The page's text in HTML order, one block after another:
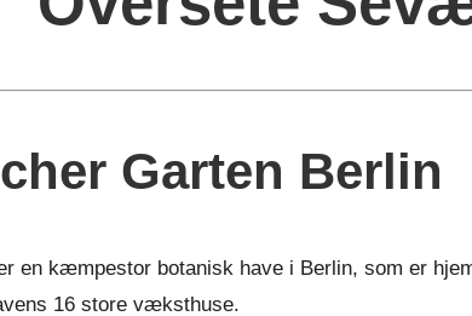
Garten Berlin
en kæmpestor botanisk have i Berlin, som er
16 store væksthuse.